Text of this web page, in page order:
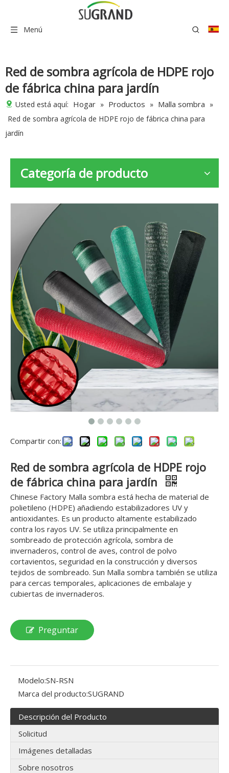
Menú
Red de sombra agrícola de HDPE rojo
de fábrica china para jardín
Usted está aquí: Hogar » Productos » Malla sombra »
Red de sombra agrícola de HDPE rojo de fábrica china para
jardín
Categoría de producto
Compartir con:
Red de sombra agrícola de HDPE rojo
de fábrica china para jardín
Chinese Factory Malla sombra está hecha de material de
polietileno (HDPE) añadiendo estabilizadores UV y
antioxidantes. Es un producto altamente estabilizado
contra los rayos UV. Se utiliza principalmente en
sombreado de protección agrícola, sombra de
invernaderos, control de aves, control de polvo
cortavientos, seguridad en la construcción y diversos
tejidos de sombreado. Sun Malla sombra también se utiliza
para cercas temporales, aplicaciones de embalaje y
cubiertas de invernaderos.
Preguntar
Modelo:SN-RSN
Marca del producto:SUGRAND
Descripción del Producto
Solicitud
Imágenes detalladas
Sobre nosotros